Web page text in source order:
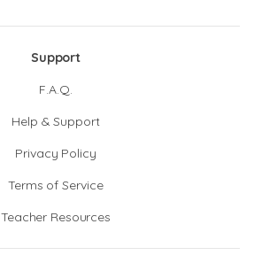
Support
F.A.Q.
Help & Support
Privacy Policy
Terms of Service
Teacher Resources